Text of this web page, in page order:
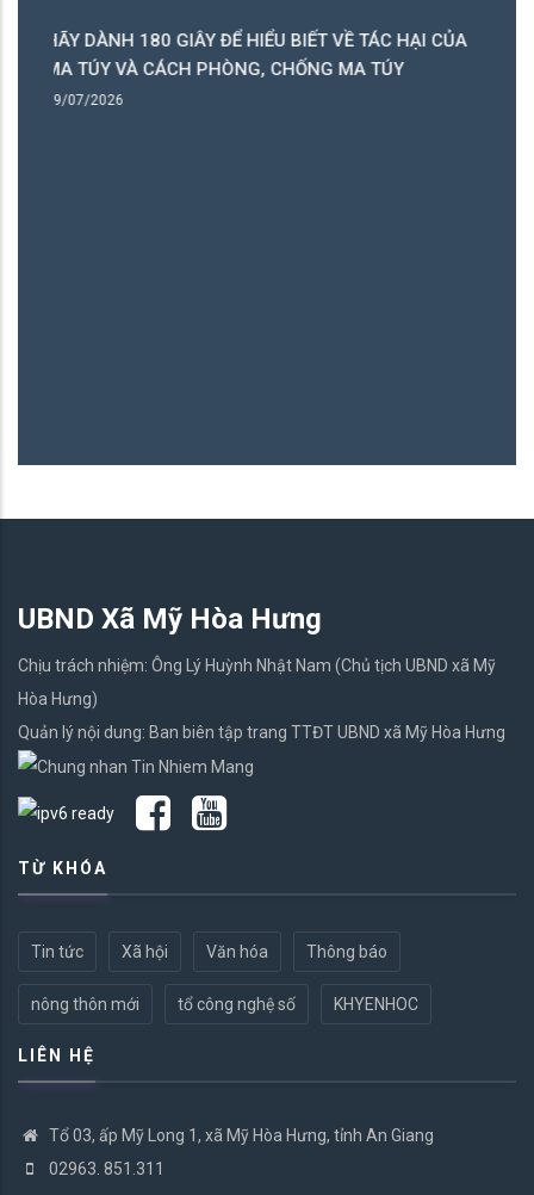
VỀ TÁC HẠI CỦA
MA TÚY
UBND Xã Mỹ Hòa Hưng
Chịu trách nhiệm: Ông Lý Huỳnh Nhật Nam (Chủ tịch UBND xã Mỹ
Hòa Hưng)
Quản lý nội dung: Ban biên tập trang TTĐT UBND xã Mỹ Hòa Hưng
TỪ KHÓA
Tin tức Xã hội Văn hóa Thông báo
nông thôn mới tổ công nghệ số KHYENHOC
LIÊN HỆ
Tổ 03, ấp Mỹ Long 1, xã Mỹ Hòa Hưng, tỉnh An Giang
02963. 851.311